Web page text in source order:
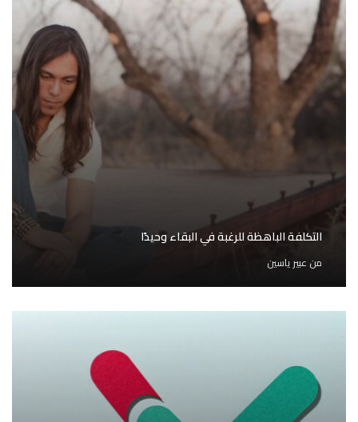
التكلفة الباهظة للرغبة في البقاء وحيدًا
من عبير ياسين